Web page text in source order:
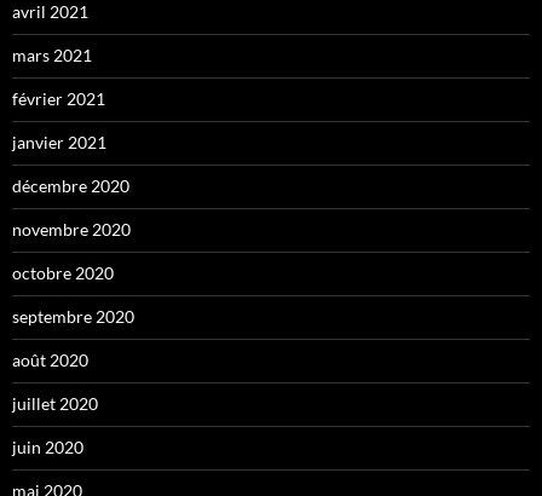
avril 2021
mars 2021
février 2021
janvier 2021
décembre 2020
novembre 2020
octobre 2020
septembre 2020
août 2020
juillet 2020
juin 2020
mai 2020